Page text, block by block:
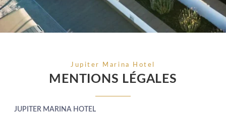
Jupiter Marina Hotel
MENTIONS LÉGALES
JUPITER MARINA HOTEL